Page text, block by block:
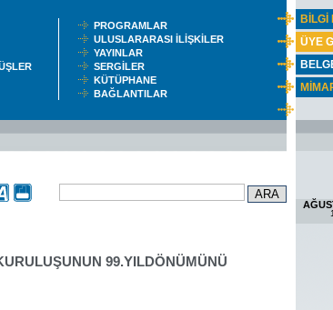
BİLGİ
ÜYE
1
PROGRAMLAR
ULUSLARARASI İLİŞKİLER
YAYINLAR
SERGİLER
KÜTÜPHANE
BAĞLANTILAR
99.YILDÖNÜMÜNÜ